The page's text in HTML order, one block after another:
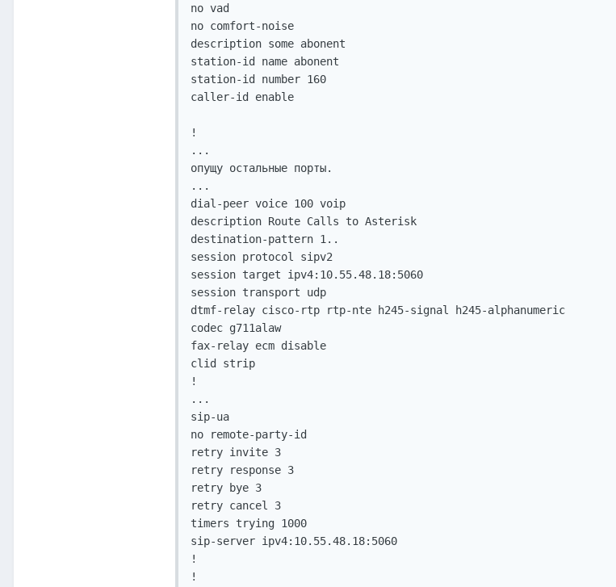
no vad
no comfort-noise
description some abonent
station-id name abonent
station-id number 160
caller-id enable
!
...
опущу остальные порты.
...
dial-peer voice 100 voip
description Route Calls to Asterisk
destination-pattern 1..
session protocol sipv2
session target ipv4:10.55.48.18:5060
session transport udp
dtmf-relay cisco-rtp rtp-nte h245-signal h245-alphanumeric
codec g711alaw
fax-relay ecm disable
clid strip
!
...
sip-ua
no remote-party-id
retry invite 3
retry response 3
retry bye 3
retry cancel 3
timers trying 1000
sip-server ipv4:10.55.48.18:5060
!
!